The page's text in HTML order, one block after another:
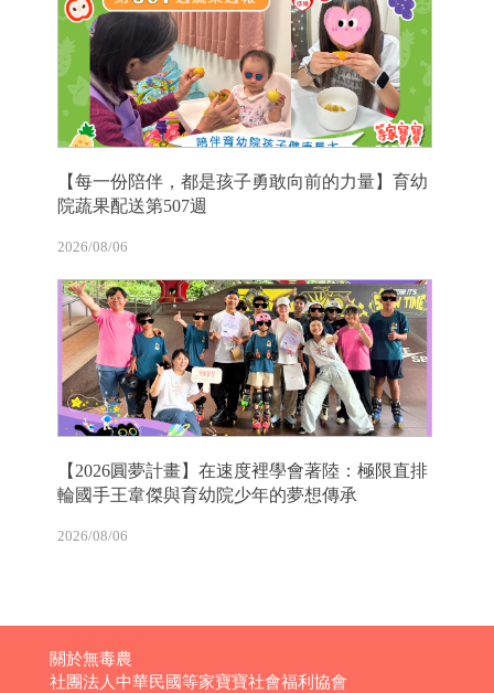
【每一份陪伴，都是孩子勇敢向前的力量】育幼
院蔬果配送第507週
2026/08/06
【2026圓夢計畫】在速度裡學會著陸：極限直排
輪國手王韋傑與育幼院少年的夢想傳承
2026/08/06
關於無毒農
社團法人中華民國等家寶寶社會福利協會